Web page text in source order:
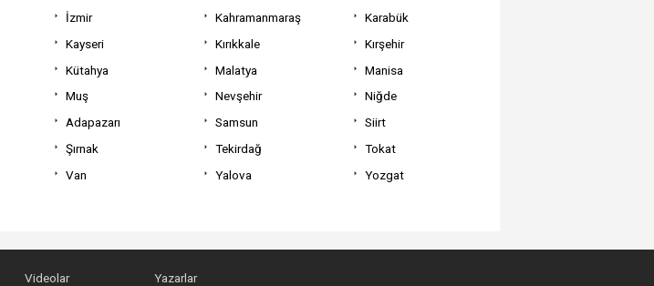
İzmir Kahramanmaraş
Karabük
Kayseri Kırıkkale
Kırşehir
Kütahya Malatya
Manisa
Muş Nevşehir
Niğde
Adapazarı Samsun
Siirt
Şırnak Tekirdağ
Tokat
Van Yalova
Yozgat
Videolar Yazarlar